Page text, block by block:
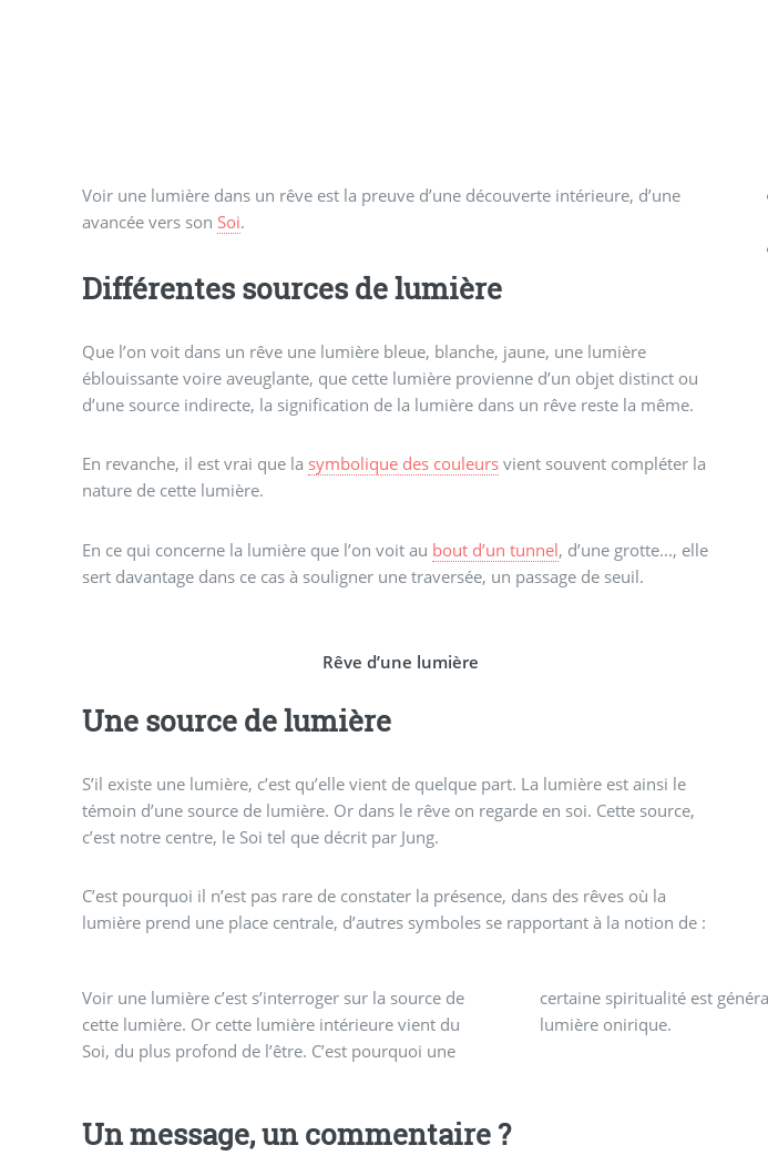
Voir une lumière dans un rêve est la preuve d’une découverte intérieure, d’une
avancée vers son Soi.
Différentes sources de lumière
Que l’on voit dans un rêve une lumière bleue, blanche, jaune, une lumière
éblouissante voire aveuglante, que cette lumière provienne d’un objet distinct ou
d’une source indirecte, la signification de la lumière dans un rêve reste la même.
En revanche, il est vrai que la symbolique des couleursvient souvent compléter la
nature de cette lumière.
En ce qui concerne la lumière que l’on voit au bout d’un tunnel, d’une grotte..., elle
sert davantage dans ce cas à souligner une traversée, un passage de seuil.
Rêve d’une lumière
Une source de lumière
S’il existe une lumière, c’est qu’elle vient de quelque part. La lumière est ainsi le
témoin d’une source de lumière. Or dans le rêve on regarde en soi. Cette source,
c’est notre centre, le Soi tel que décrit par Jung.
C’est pourquoi il n’est pas rare de constater la présence, dans des rêves où la
lumière prend une place centrale, d’autres symboles se rapportant à la notion de :
Voir une lumière c’est s’interroger sur la source de
cette lumière. Or cette lumière intérieure vient du
Soi, du plus profond de l’être. C’est pourquoi une
certaine spiritualité est généralement associés à la
lumière onirique.
Un message, un commentaire ?